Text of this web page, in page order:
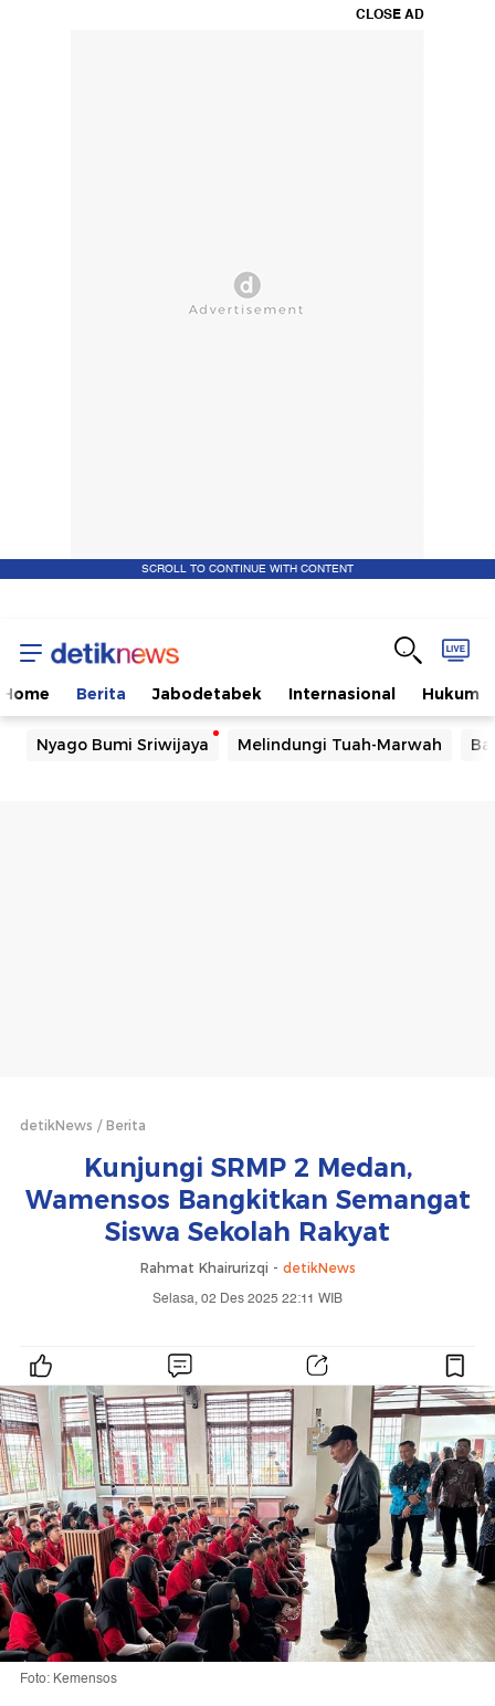
CLOSE AD
SCROLL TO CONTINUE WITH CONTENT
Home Berita Jabodetabek Internasional Hukum
Nyago Bumi Sriwijaya Melindungi Tuah-Marwah
detikNews Berita
Kunjungi SRMP 2 Medan,
Wamensos Bangkitkan Semangat
Siswa Sekolah Rakyat
Rahmat Khairurizqi - detikNews
Selasa, 02 Des 2025 22:11 WIB
Foto: Kemensos